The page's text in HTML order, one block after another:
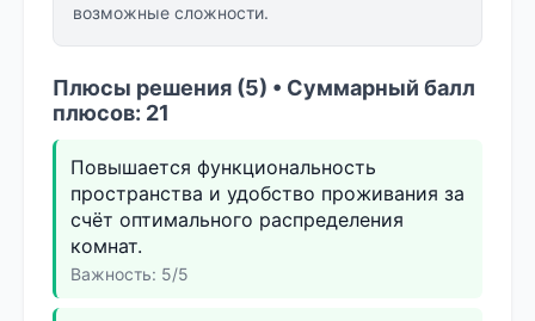
возможные сложности.
Плюсы решения (5) • Суммарный балл
плюсов: 21
Повышается функциональность
пространства и удобство проживания за
счёт оптимального распределения
комнат.
Важность: 5/5